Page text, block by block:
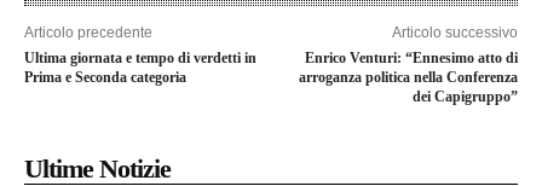
Articolo precedente
Ultima giornata e tempo di verdetti in
Prima e Seconda categoria
Articolo successivo
Enrico Venturi: “Ennesimo atto di
arroganza politica nella Conferenza
dei Capigruppo”
Ultime Notizie